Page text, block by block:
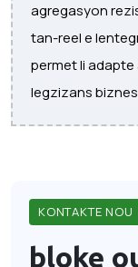
agregasyon
tan-reel e
permet li
legzizans
KONTAKTE NOU
bloke